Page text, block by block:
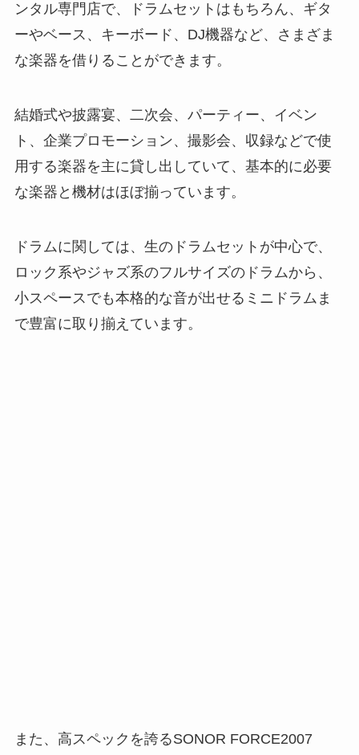
ンタル専門店で、ドラムセットはもちろん、ギタ
ーやベース、キーボード、DJ機器など、さまざま
な楽器を借りることができます。
結婚式や披露宴、二次会、パーティー、イベン
ト、企業プロモーション、撮影会、収録などで使
用する楽器を主に貸し出していて、基本的に必要
な楽器と機材はほぼ揃っています。
ドラムに関しては、生のドラムセットが中心で、
ロック系やジャズ系のフルサイズのドラムから、
小スペースでも本格的な音が出せるミニドラムま
で豊富に取り揃えています。
また、高スペックを誇るSONOR FORCE2007